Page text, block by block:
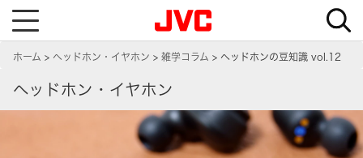
T
l
a
ホーム ヘッドホン・イヤホン 雑学コラム ヘッドホンの豆知識 vol.12
ヘッドホン・イヤホン